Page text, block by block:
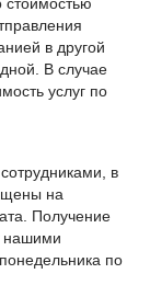
в другой
В случае
услуг по
в
на
Получение
нашими
по